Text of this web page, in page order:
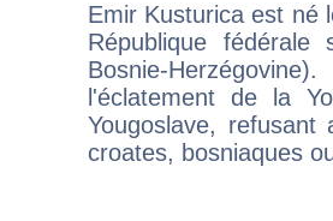
Emir Kusturica est né
République fédérale
Bosnie-
l'éclatement de la
Yougoslave,
croates, bosniaques